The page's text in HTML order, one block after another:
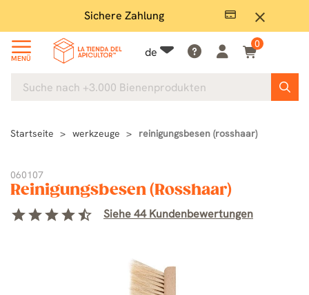
close
Sichere Zahlung
MENÜ de
0
Startseite werkzeuge reinigungsbesen (rosshaar)
060107
Reinigungsbesen (Rosshaar)
starstarstarstarstar_half Siehe 44 Kundenbewertungen